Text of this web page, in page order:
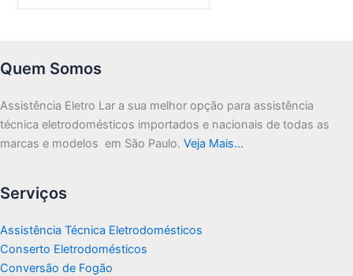
Quem Somos
Assistência Eletro Lar a sua melhor opção para assistência
técnica eletrodomésticos importados e nacionais de todas as
marcas e modelos em São Paulo. Veja Mais…
Serviços
Assistência Técnica Eletrodomésticos
Conserto Eletrodomésticos
Conversão de Fogão